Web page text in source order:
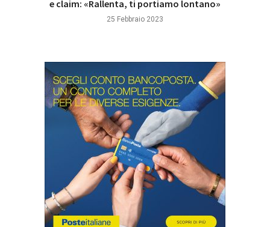
e claim: «Rallenta, ti portiamo lontano»
25 Febbraio 2023